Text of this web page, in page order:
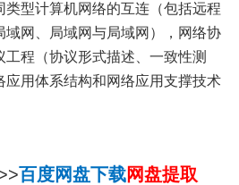
型计算机网络的互连（包括远程
域网、局域网与局域网），网络协
程（协议形式描述、一致性测
应用体系结构和网络应用支撑技术
百度网盘下载网盘提取